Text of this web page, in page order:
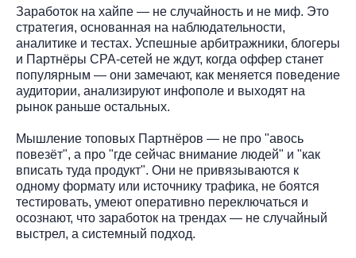
Заработок на хайпе — не случайность и не миф. Это
стратегия, основанная на наблюдательности,
аналитике и тестах. Успешные арбитражники, блогеры
и Партнёры CPA-сетей не ждут, когда оффер станет
популярным — они замечают, как меняется поведение
аудитории, анализируют инфополе и выходят на
рынок раньше остальных.
Мышление топовых Партнёров — не про "авось
повезёт", а про "где сейчас внимание людей" и "как
вписать туда продукт". Они не привязываются к
одному формату или источнику трафика, не боятся
тестировать, умеют оперативно переключаться и
осознают, что заработок на трендах — не случайный
выстрел, а системный подход.